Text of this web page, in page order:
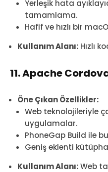
Yerleşik hata
tamamlama.
Hafif ve hızlı bir
Kullanım Alanı: Hızlı
11. Apache
Öne Çıkan Özellikler:
Web teknolojileriyle
uygulamalar.
PhoneGap Build ile
Geniş eklenti
Kullanım Alanı:Web